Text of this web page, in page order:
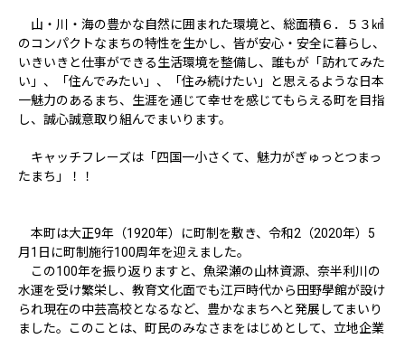
山・川・海の豊かな自然に囲まれた環境と、総面積６．５３㎢
のコンパクトなまちの特性を生かし、皆が安心・安全に暮らし、
いきいきと仕事ができる生活環境を整備し、誰もが「訪れてみた
い」、「住んでみたい」、「住み続けたい」と思えるような日本
一魅力のあるまち、生涯を通じて幸せを感じてもらえる町を目指
し、誠心誠意取り組んでまいります。
キャッチフレーズは「四国一小さくて、魅力がぎゅっとつまっ
たまち」！！
本町は大正9年（1920年）に町制を敷き、令和2（2020年）5
月1日に町制施行100周年を迎えました。
この100年を振り返りますと、魚梁瀬の山林資源、奈半利川の
水運を受け繁栄し、教育文化面でも江戸時代から田野學館が設け
られ現在の中芸高校となるなど、豊かなまちへと発展してまいり
ました。このことは、町民のみなさまをはじめとして、立地企業